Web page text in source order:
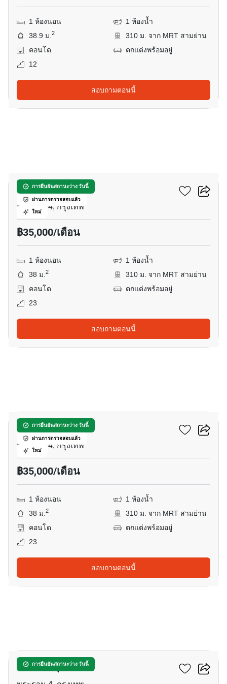
1 ห้องนอน
1 ห้องน้ำ
38.9 ม.2
310 ม. จาก MRT สามย่าน
คอนโด
ตกแต่งพร้อมอยู่
12
สอบถามตอนนี้
การยืนยันสถานะว่าง วันนี้
ผ่านการตรวจสอบแล้ว
ใหม่
คัลเจอร์ จุฬา
พระราม 4, กรุงเทพ
฿35,000/เดือน
1 ห้องนอน
1 ห้องน้ำ
38 ม.2
310 ม. จาก MRT สามย่าน
คอนโด
ตกแต่งพร้อมอยู่
23
สอบถามตอนนี้
การยืนยันสถานะว่าง วันนี้
ผ่านการตรวจสอบแล้ว
ใหม่
คัลเจอร์ จุฬา
พระราม 4, กรุงเทพ
฿35,000/เดือน
1 ห้องนอน
1 ห้องน้ำ
38 ม.2
310 ม. จาก MRT สามย่าน
คอนโด
ตกแต่งพร้อมอยู่
23
สอบถามตอนนี้
การยืนยันสถานะว่าง วันนี้
คัลเจอร์ จุฬา